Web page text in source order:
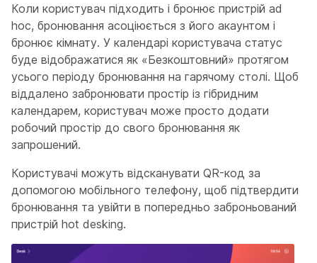
Коли користувач підходить і бронює пристрій ad
hoc, бронювання асоціюється з його акаунтом і
бронює кімнату. У календарі користувача статус
буде відображатися як «Безкоштовний» протягом
усього періоду бронювання на гарячому столі. Щоб
віддалено забронювати простір із гібридним
календарем, користувач може просто додати
робочий простір до свого бронювання як
запрошений.
Користувачі можуть відсканувати QR-код за
допомогою мобільного телефону, щоб підтвердити
бронювання та увійти в попередньо заброньований
пристрій hot desking.